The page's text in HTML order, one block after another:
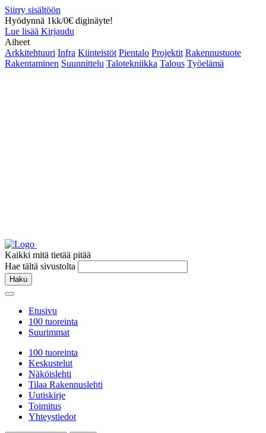
Siirry sisältöön
Hyödynnä 1kk/0€ diginäyte!
Lue lisää Kirjaudu
Aiheet
Arkkitehtuuri Infra Kiinteistöt Pientalo Projektit Rakennustuote
Rakentaminen Suunnittelu Talotekniikka Talous Työelämä
Kaikki mitä tietää pitää
Hae tältä sivustolta
Haku
Etusivu
100 tuoreinta
Suurimmat
100 tuoreinta
Keskustelut
Näköislehti
Tilaa Rakennuslehti
Uutiskirje
Toimitus
Yhteystiedot